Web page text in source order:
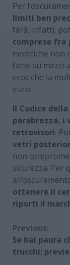
Per
limiti ben
farà, infatti,
comprese fra
modifiche non
fatte su mezzi
ecco che la
euro.
Il Codice
parabrezza, i
retrovisori.
vetri
non
sicurezza. Per
ottenere il
riporti il
Continue
Reading
Previous:
Se hai paura
trucchi: